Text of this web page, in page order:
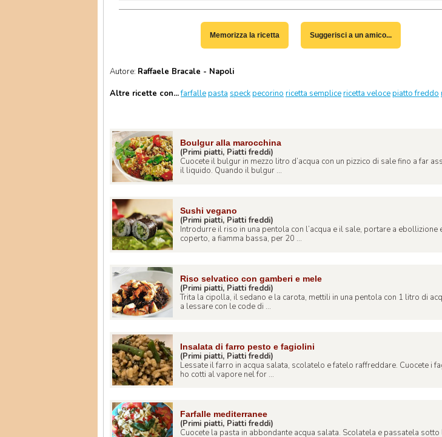
Memorizza la ricetta Suggerisci a un amico...
Autore: Raffaele Bracale - Napoli
Altre ricette con...farfallepasta speckpecorino ricetta semplicericetta velocepiatto freddo
Boulgur alla marocchina
(Primi piatti, Piatti freddi)
Cuocete il bulgur in mezzo litro d’acqua con un pizzico di sale fino a far
il liquido. Quando il bulgur ...
Sushi vegano
(Primi piatti, Piatti freddi)
Introdurre il riso in una pentola con l’acqua e il sale, portare a ebollizione
coperto, a fiamma bassa, per 20 ...
Riso selvatico con gamberi e mele
(Primi piatti, Piatti freddi)
Trita la cipolla, il sedano e la carota, mettili in una pentola con 1 litro di
a lessare con le code di ...
Insalata di farro pesto e fagiolini
(Primi piatti, Piatti freddi)
Lessate il farro in acqua salata, scolatelo e fatelo raffreddare. Cuocete i
ho cotti al vapore nel for ...
Farfalle mediterranee
(Primi piatti, Piatti freddi)
Cuocete la pasta in abbondante acqua salata. Scolatela e passatela sotto